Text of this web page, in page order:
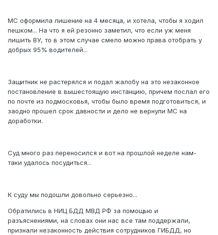
МС оформила лишение на 4 месяца, и хотела, чтобы я ходил
пешком... На что я ей резонно заметил, что если уж меня
лишить ВУ, то в этом случае смело можно права отобрать у
добрых 95% водителей...
Защитник не растерялся и подал жалобу на это незаконное
постановление в вышестоящую инстанцию, причем послал его
по почте из подмосковья, чтобы было время подготовиться, и
заодно прошел срок давности и дело не вернули МС на
доработки.
Суд много раз переносился и вот на прошлой неделе нам-
таки удалось посудиться...
К суду мы подошли довольно серьезно...
Обратились в НИЦ БДД МВД РФ за помощью и
разъяснениями, на словах они нас все там поддержали,
признали незаконность действия сотрудников ГИБДД, но